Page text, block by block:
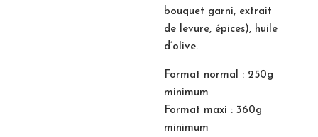
bouquet garni, extrait
de levure, épices), huile
d’olive.
Format normal : 250g
minimum
Format maxi : 360g
minimum